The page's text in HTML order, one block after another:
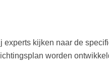
kijken naar de
worden